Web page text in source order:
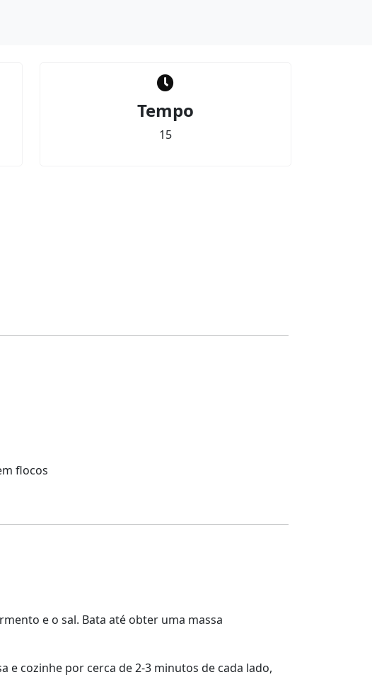
Tempo
15
flocos
e o sal. Bata até obter uma massa
cozinhe por cerca de 2-3 minutos de cada lado,